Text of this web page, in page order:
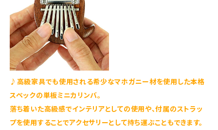
♪高級家具でも使用される希少なマホガニー材を使用した本格
スペックの単板ミニカリンバ。
落ち着いた高級感でインテリアとしての使用や、付属のストラッ
プを使用することでアクセサリーとして持ち運ぶこともできます。